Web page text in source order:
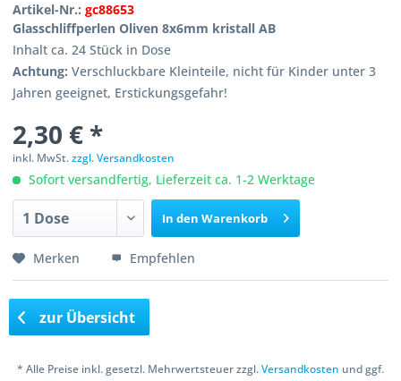
Artikel-Nr.:gc88653
Glasschliffperlen Oliven 8x6mm kristall AB
Inhalt ca. 24 Stück in Dose
Achtung: Verschluckbare Kleinteile, nicht für Kinder unter 3
Jahren geeignet, Erstickungsgefahr!
2,30 € *
inkl. MwSt.zzgl. Versandkosten
Sofort versandfertig, Lieferzeit ca. 1-2 Werktage
In den Warenkorb
Merken Empfehlen
zur Übersicht
* Alle Preise inkl. gesetzl. Mehrwertsteuer zzgl.Versandkosten und ggf.